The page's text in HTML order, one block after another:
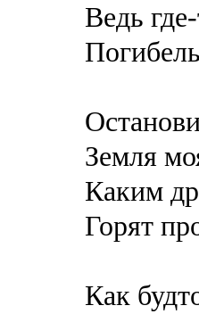
Ведь
Земля
Каким
Горят
Как